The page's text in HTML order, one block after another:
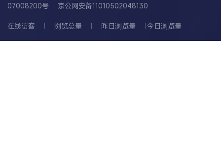
07008200号
京公网安备11010502048130
在线访客 浏览总量 昨日浏览量 今日浏览量